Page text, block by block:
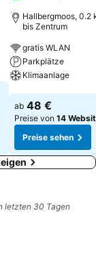
Hallbergmoos, 0.2
bis Zentrum
gratis WLAN
Parkplätze
Klimaanlage
Preise sehen
ab 48 €
Preise von 14
Preise sehen
letzten 30 Tagen